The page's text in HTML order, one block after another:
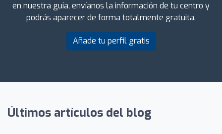
en nuestra guía, envíanos la información de tu centro y
podrás aparecer de forma totalmente gratuita.
Añade tu perfil gratis
Últimos artículos del blog